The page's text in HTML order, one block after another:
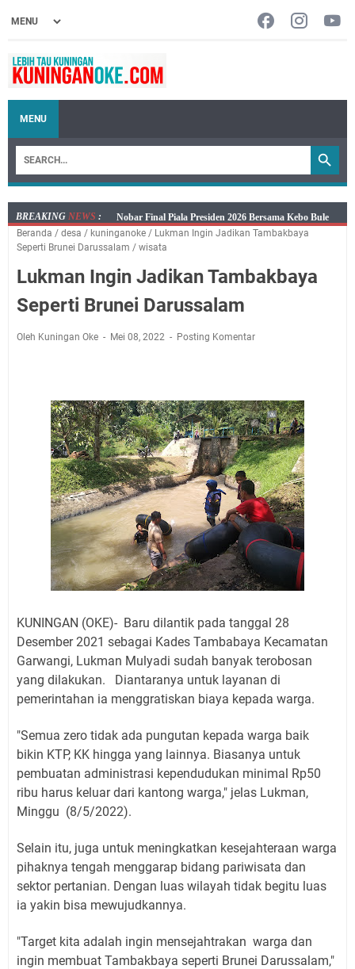
MENU
BREAKING NEWS :
Warga Mulai Kesulitan Air Bersih Akibat Kekeringan,
Polres Kuningan dan PAM Tirta Kamuning Salurakan
Uniku Jadi Tuan Rumah Pendampingan Penyusunan
Dokumen SPMI
Info Sembako di Pasar Kepuh Kuningan Kamis 6
Ini Empat Lokasi Samsat Keliling Kuningan Jumat 7
Agustus 2026
Jumat 7 Agustus 2026 Mobil SIM Keliling Ada di
Kecamatan Sindangagung
Embun Pagi Jumat 8 Agustus 2026: Jika Keberkahan
Dicabut Dari Hidupmu, Kamu Akan Tetap Berjalan
Kelaparan Meskipun Memiliki Sekarung Penuh Uang
Salat Lima Waktu itu Bukan Cuma Kewajiban, Tapi
juga Tempat Beristirahat yang Paling Menenangkan, Ini
Jadwal Salat Wilayah Kuningan Jumat 7 Agustus 2026
Beranda / desa / kuninganoke / Lukman Ingin Jadikan Tambakbaya
Seperti Brunei Darussalam / wisata
Lukman Ingin Jadikan Tambakbaya
Seperti Brunei Darussalam
Oleh Kuningan Oke Mei 08, 2022 Posting Komentar
KUNINGAN (OKE)- Baru dilantik pada tanggal 28
Desember 2021 sebagai Kades Tambabaya Kecamatan
Garwangi, Lukman Mulyadi sudah banyak terobosan
yang dilakukan. Diantaranya untuk layanan di
pemerintahan ia menggratiskan biaya kepada warga.
"Semua zero tidak ada pungutan kepada warga baik
bikin KTP, KK hingga yang lainnya. Biasanya untuk
pembuatan administrasi kependudukan minimal Rp50
ribu harus keluar dari kantong warga," jelas Lukman,
Minggu (8/5/2022).
Selain itu, juga untuk meningkatkan kesejahteraan warga
pihaknya tengah menggarap bidang pariwisata dan
sektor pertanian. Dengan luas wilayah tidak begitu luas
ia yakin bisa mewujudkannya.
"Target kita adalah ingin mensejahtrakan warga dan
ingin membuat Tambakbaya seperti Brunei Darussalam,"